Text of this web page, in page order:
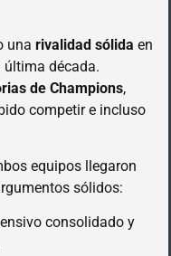
una rivalidad sólida en
última década.
de Champions,
competir e incluso
equipos llegaron
sólidos:
consolidado y